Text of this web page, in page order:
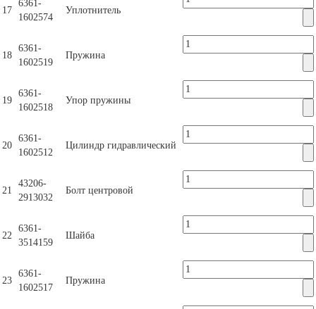
17
6361-
1602574
Уплотнитель
18
6361-
1602519
Пружина
19
6361-
1602518
Упор пружины
20
6361-
1602512
Цилиндр гидравлический
21
43206-
2913032
Болт центровой
22
6361-
3514159
Шайба
23
6361-
1602517
Пружина